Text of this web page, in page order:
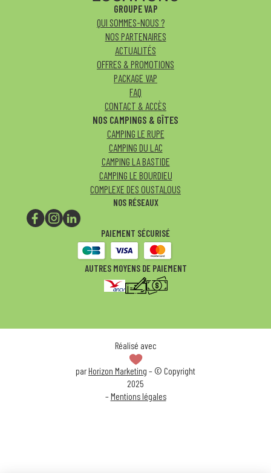
GROUPE VAP
QUI SOMMES-NOUS ?
NOS PARTENAIRES
ACTUALITÉS
OFFRES & PROMOTIONS
PACKAGE VAP
FAQ
CONTACT & ACCÈS
NOS CAMPINGS & GÎTES
CAMPING LE RUPE
CAMPING DU LAC
CAMPING LA BASTIDE
CAMPING LE BOURDIEU
COMPLEXE DES OUSTALOUS
NOS RÉSEAUX
PAIEMENT SÉCURISÉ
AUTRES MOYENS DE PAIEMENT
Réalisé avec
parHorizon Marketing – © Copyright
2025
–Mentions légales